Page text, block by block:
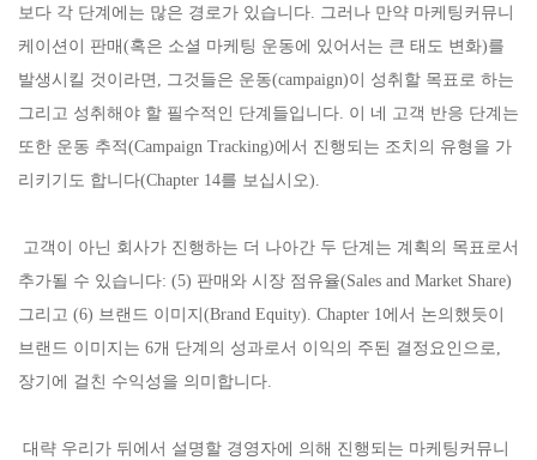
보다 각 단계에는 많은 경로가 있습니다. 그러나 만약 마케팅커뮤니
케이션이 판매(혹은 소셜 마케팅 운동에 있어서는 큰 태도 변화)를
발생시킬 것이라면, 그것들은 운동(campaign)이 성취할 목표로 하는
그리고 성취해야 할 필수적인 단계들입니다. 이 네 고객 반응 단계는
또한 운동 추적(Campaign Tracking)에서 진행되는 조치의 유형을 가
리키기도 합니다(Chapter 14를 보십시오).
고객이 아닌 회사가 진행하는 더 나아간 두 단계는 계획의 목표로서
추가될 수 있습니다: (5) 판매와 시장 점유율(Sales and Market Share)
그리고 (6) 브랜드 이미지(Brand Equity). Chapter 1에서 논의했듯이
브랜드 이미지는 6개 단계의 성과로서 이익의 주된 결정요인으로,
장기에 걸친 수익성을 의미합니다.
대략 우리가 뒤에서 설명할 경영자에 의해 진행되는 마케팅커뮤니